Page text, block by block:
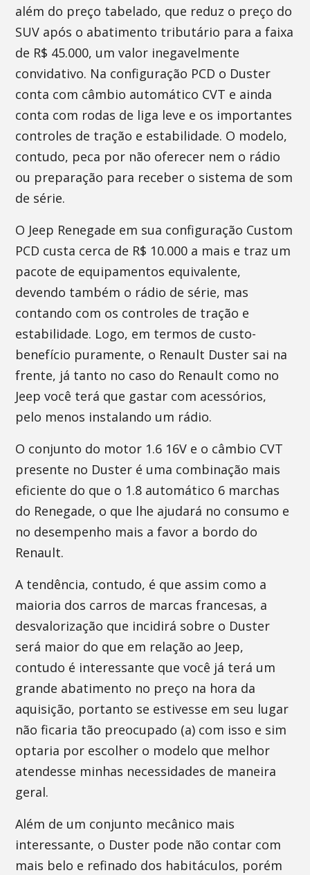
além do preço tabelado, que reduz o preço do
SUV após o abatimento tributário para a faixa
de R$ 45.000, um valor inegavelmente
convidativo. Na configuração PCD o Duster
conta com câmbio automático CVT e ainda
conta com rodas de liga leve e os importantes
controles de tração e estabilidade. O modelo,
contudo, peca por não oferecer nem o rádio
ou preparação para receber o sistema de som
de série.
O Jeep Renegade em sua configuração Custom
PCD custa cerca de R$ 10.000 a mais e traz um
pacote de equipamentos equivalente,
devendo também o rádio de série, mas
contando com os controles de tração e
estabilidade. Logo, em termos de custo-
benefício puramente, o Renault Duster sai na
frente, já tanto no caso do Renault como no
Jeep você terá que gastar com acessórios,
pelo menos instalando um rádio.
O conjunto do motor 1.6 16V e o câmbio CVT
presente no Duster é uma combinação mais
eficiente do que o 1.8 automático 6 marchas
do Renegade, o que lhe ajudará no consumo e
no desempenho mais a favor a bordo do
Renault.
A tendência, contudo, é que assim como a
maioria dos carros de marcas francesas, a
desvalorização que incidirá sobre o Duster
será maior do que em relação ao Jeep,
contudo é interessante que você já terá um
grande abatimento no preço na hora da
aquisição, portanto se estivesse em seu lugar
não ficaria tão preocupado (a) com isso e sim
optaria por escolher o modelo que melhor
atendesse minhas necessidades de maneira
geral.
Além de um conjunto mecânico mais
interessante, o Duster pode não contar com
mais belo e refinado dos habitáculos, porém